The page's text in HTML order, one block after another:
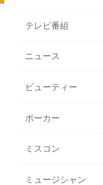
テレビ番組
ニュース
ビューティー
ポーカー
ミスコン
ミュージシャン